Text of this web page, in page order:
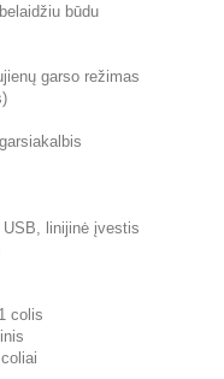
būdu
garso režimas
linijinė įvestis
colis